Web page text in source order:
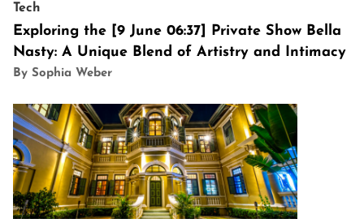
Tech
Exploring the [9 June 06:37] Private Show Bella
Nasty: A Unique Blend of Artistry and Intimacy
By Sophia Weber